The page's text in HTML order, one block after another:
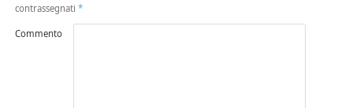
contrassegnati *
Commento